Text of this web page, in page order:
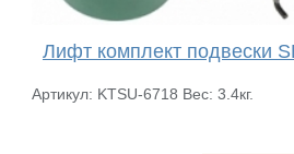
Лифт комплект подвески
Артикул: KTSU-6718 Вес: 3.4кг.